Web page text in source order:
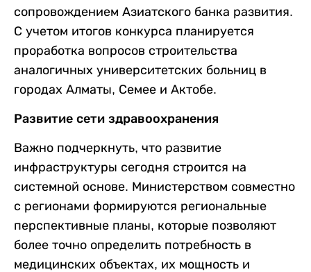
сопровождением Азиатского банка развития.
С учетом итогов конкурса планируется
проработка вопросов строительства
аналогичных университетских больниц в
городах Алматы, Семее и Актобе.
Развитие сети здравоохранения
Важно подчеркнуть, что развитие
инфраструктуры сегодня строится на
системной основе. Министерством совместно
с регионами формируются региональные
перспективные планы, которые позволяют
более точно определить потребность в
медицинских объектах, их мощность и